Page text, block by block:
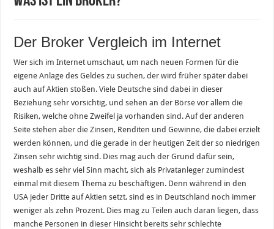
Der Broker Vergleich im Internet
Wer sich im Internet umschaut, um nach neuen Formen für die
eigene Anlage des Geldes zu suchen, der wird früher später dabei
auch auf Aktien stoßen. Viele Deutsche sind dabei in dieser
Beziehung sehr vorsichtig, und sehen an der Börse vor allem die
Risiken, welche ohne Zweifel ja vorhanden sind. Auf der anderen
Seite stehen aber die Zinsen, Renditen und Gewinne, die dabei erzielt
werden können, und die gerade in der heutigen Zeit der so niedrigen
Zinsen sehr wichtig sind. Dies mag auch der Grund dafür sein,
weshalb es sehr viel Sinn macht, sich als Privatanleger zumindest
einmal mit diesem Thema zu beschäftigen. Denn während in den
USA jeder Dritte auf Aktien setzt, sind es in Deutschland noch immer
weniger als zehn Prozent. Dies mag zu Teilen auch daran liegen, dass
manche Personen in dieser Hinsicht bereits sehr schlechte